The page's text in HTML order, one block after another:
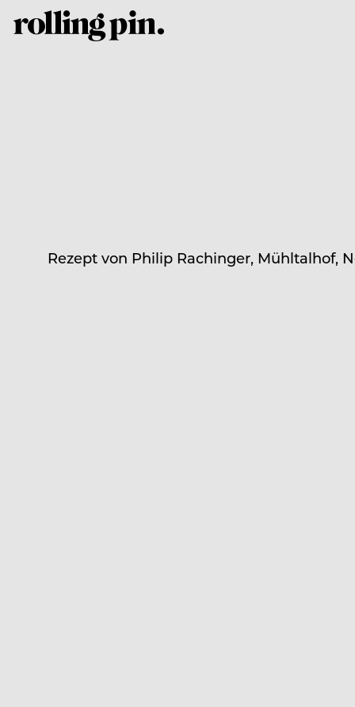
Rezept von Philip Rachinger, Mühltalhof,